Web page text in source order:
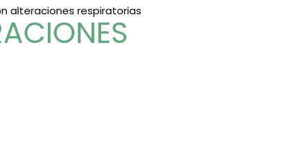
alteraciones respiratorias